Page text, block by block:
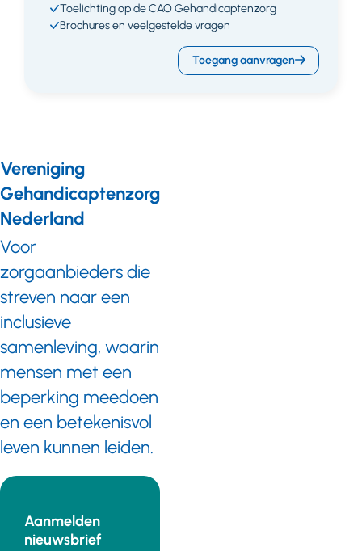
Toelichting op de CAO Gehandicaptenzorg
Brochures en veelgestelde vragen
Toegang aanvragen
Vereniging
Gehandicaptenzorg
Nederland
Voor
zorgaanbieders die
streven naar een
inclusieve
samenleving, waarin
mensen met een
beperking meedoen
en een betekenisvol
leven kunnen leiden.
Aanmelden
nieuwsbrief